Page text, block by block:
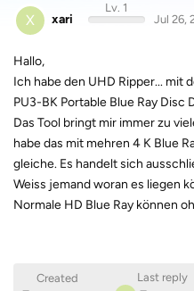
X xari
Lv. 1
Jul 26,
Hallo,
Ich habe den UHD Ripper... mit
PU3-BK Portable Blue Ray Disc
Das Tool bringt mir immer zu
habe das mit mehren 4 K Blue
gleiche. Es handelt sich
Weiss jemand woran es liegen
Normale HD Blue Ray können
Created Last reply